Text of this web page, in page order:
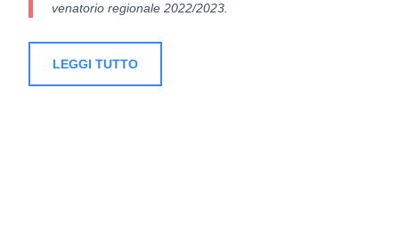
venatorio regionale 2022/2023.
LEGGI TUTTO